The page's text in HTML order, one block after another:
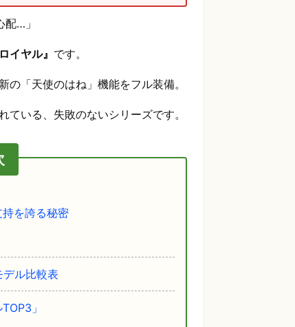
配…」
イヤル』 です。
「天使のはね」機能をフル装備。
いる、失敗のないシリーズです。
を誇る秘密
デル比較表
」